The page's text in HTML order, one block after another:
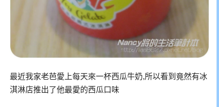
最近我家老芭愛上每天來一杯西瓜牛奶,所以看到竟然有冰
淇淋店推出了他最愛的西瓜口味